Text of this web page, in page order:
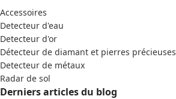
Accessoires
Detecteur d'eau
Detecteur d'or
Détecteur de diamant et pierres précieuses
Detecteur de métaux
Radar de sol
Derniers articles du blog